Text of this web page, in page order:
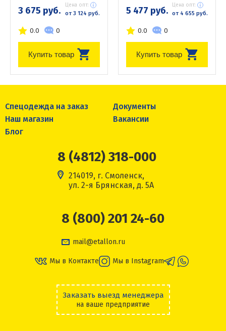
3 675 руб. Цена опт:
от 3 124 руб.
0.0 0
Купить товар
5 477 руб. Цена опт:
от 4 655 руб.
0.0 0
Купить товар
Спецодежда на заказ
Документы
Наш магазин
Вакансии
Блог
8 (4812) 318-000
214019, г. Смоленск,
ул. 2-я Брянская, д. 5А
8 (800) 201 24-60
mail@etallon.ru
Мы в Контакте Мы в Instagram
Заказать выезд менеджера
на ваше предприятие